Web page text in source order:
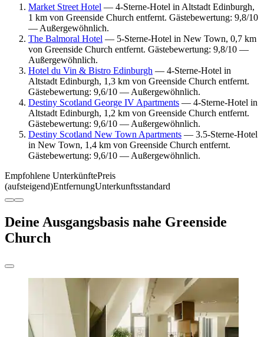
Market Street Hotel — 4-Sterne-Hotel in Altstadt Edinburgh,
1 km von Greenside Church entfernt. Gästebewertung: 9,8/10
— Außergewöhnlich.
The Balmoral Hotel — 5-Sterne-Hotel in New Town, 0,7 km
von Greenside Church entfernt. Gästebewertung: 9,8/10 —
Außergewöhnlich.
Hotel du Vin & Bistro Edinburgh — 4-Sterne-Hotel in
Altstadt Edinburgh, 1,3 km von Greenside Church entfernt.
Gästebewertung: 9,6/10 — Außergewöhnlich.
Destiny Scotland George IV Apartments — 4-Sterne-Hotel in
Altstadt Edinburgh, 1,2 km von Greenside Church entfernt.
Gästebewertung: 9,6/10 — Außergewöhnlich.
Destiny Scotland New Town Apartments — 3.5-Sterne-Hotel
in New Town, 1,4 km von Greenside Church entfernt.
Gästebewertung: 9,6/10 — Außergewöhnlich.
Empfohlene UnterkünftePreis
(aufsteigend)EntfernungUnterkunftsstandard
Deine Ausgangsbasis nahe Greenside
Church